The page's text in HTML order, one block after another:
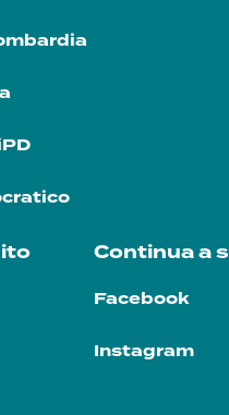
Continua a
Facebook
Instagram